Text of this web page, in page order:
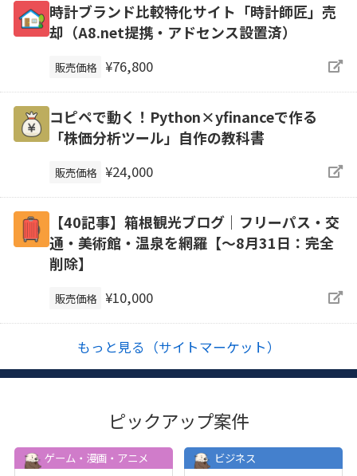
時計ブランド比較特化サイト「時計師匠」売
却（A8.net提携・アドセンス設置済）
販売価格 ¥76,800
コピペで動く！Python×yfinanceで作る
「株価分析ツール」自作の教科書
販売価格 ¥24,000
【40記事】箱根観光ブログ｜フリーパス・交
通・美術館・温泉を網羅【～8月31日：完全
削除】
販売価格 ¥10,000
もっと見る（サイトマーケット）
ピックアップ案件
ゲーム・漫画・アニメ
ビジネス